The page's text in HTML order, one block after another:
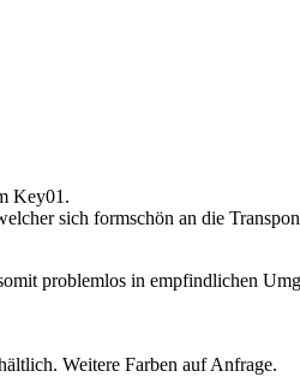
Key01.
sich formschön an die
problemlos in empfindlichen
Weitere Farben auf Anfrage.